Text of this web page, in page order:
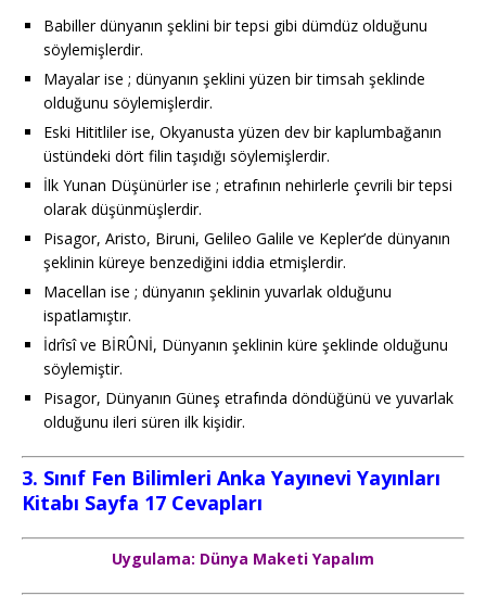
Babiller dünyanın şeklini bir tepsi gibi dümdüz olduğunu
söylemişlerdir.
Mayalar ise ; dünyanın şeklini yüzen bir timsah şeklinde
olduğunu söylemişlerdir.
Eski Hititliler ise, Okyanusta yüzen dev bir kaplumbağanın
üstündeki dört filin taşıdığı söylemişlerdir.
İlk Yunan Düşünürler ise ; etrafının nehirlerle çevrili bir tepsi
olarak düşünmüşlerdir.
Pisagor, Aristo, Biruni, Gelileo Galile ve Kepler’de dünyanın
şeklinin küreye benzediğini iddia etmişlerdir.
Macellan ise ; dünyanın şeklinin yuvarlak olduğunu
ispatlamıştır.
İdrîsî ve BİRÛNİ, Dünyanın şeklinin küre şeklinde olduğunu
söylemiştir.
Pisagor, Dünyanın Güneş etrafında döndüğünü ve yuvarlak
olduğunu ileri süren ilk kişidir.
3. Sınıf Fen Bilimleri Anka Yayınevi Yayınları
Kitabı Sayfa 17 Cevapları
Uygulama: Dünya Maketi Yapalım